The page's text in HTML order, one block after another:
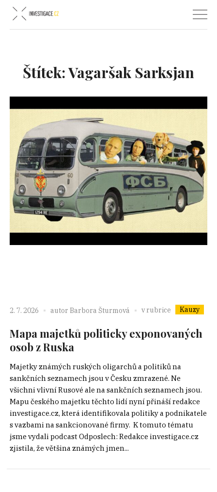
Štítek:Vagaršak Sarksjan
2. 7. 2026 autor Barbora Šturmová v rubrice Kauzy
Mapa majetků politicky exponovaných
osob z Ruska
Majetky známých ruských oligarchů a politiků na
sankčních seznamech jsou v Česku zmrazené. Ne
všichni vlivní Rusové ale na sankčních seznamech jsou.
Mapu českého majetku těchto lidí nyní přináší redakce
investigace.cz, která identifikovala politiky a podnikatele
s vazbami na sankcionované firmy. K tomuto tématu
jsme vydali podcast Odposlech: Redakce investigace.cz
zjistila, že většina známých jmen...